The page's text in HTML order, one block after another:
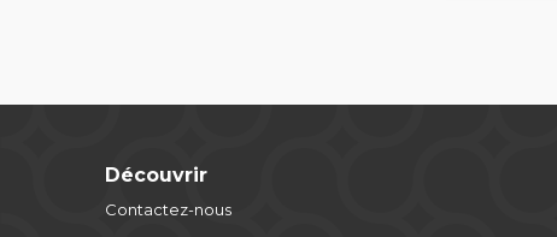
Découvrir
Contactez-nous